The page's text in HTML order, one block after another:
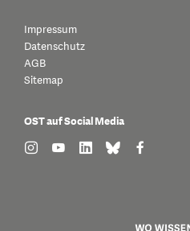
Impressum
Datenschutz
AGB
Sitemap
OST auf Social Media
find us on: instagram
find us on: youtube
find us on:
find us on:
find us